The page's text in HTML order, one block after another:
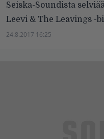
Seiska-Soundista
Leevi & The Leavings -
24.8.2017 16:25